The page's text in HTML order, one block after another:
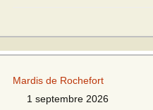
Mardis de Rochefort
1 septembre 2026